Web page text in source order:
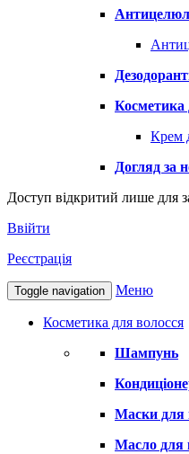
Косметика
Крем
Догляд за
Доступ відкритий лише для
Ввійти
Реєстрація
Toggle navigation Меню
Косметика для волосся
Шампунь
Маски для
Масло для